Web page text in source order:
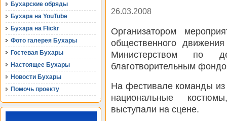
Бухарские обряды
Бухара на YouTube
Бухара на Flickr
Фото галерея Бухары
Гостевая Бухары
Настоящее Бухары
Новости Бухары
Помочь проекту
26.03.2008
Организатором
общественного
Министерством по
благотворительным
На фестивале команды из
национальные
выступали на сцене.